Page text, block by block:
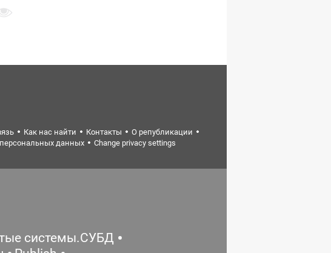
Как нас найти Контакты
О републикации
данных Change privacy settings
системы.СУБД